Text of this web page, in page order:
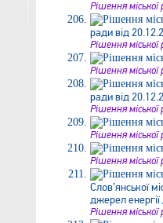
Рішення міської
ради від
Рішення міської
Рішення міської
ради від
Рішення міської
Рішення міської
Рішення міської
Слов’янської
джерел
Рішення міської